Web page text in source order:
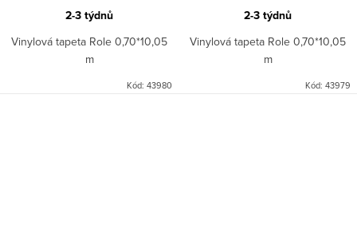
2-3 týdnů
Vinylová tapeta Role 0,70*10,05
m
Kód: 43980
2-3 týdnů
Vinylová tapeta Role 0,70*10,05
m
Kód: 43979